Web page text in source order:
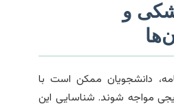
و
دانشجویان ممکن است با
مواجه شوند. شناسایی این